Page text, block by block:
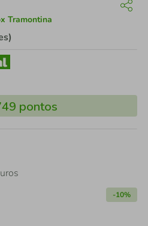
Tramontina
pontos
-10%